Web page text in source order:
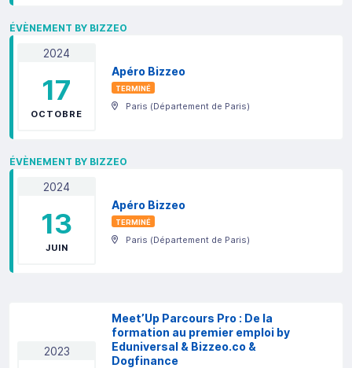
ÉVÈNEMENT BY BIZZEO
2024
17
OCTOBRE
Apéro Bizzeo
TERMINÉ
Paris (Département de Paris)
ÉVÈNEMENT BY BIZZEO
2024
13
JUIN
Apéro Bizzeo
TERMINÉ
Paris (Département de Paris)
2023
Meet’Up Parcours Pro : De la
formation au premier emploi by
Eduniversal & Bizzeo.co &
Dogfinance